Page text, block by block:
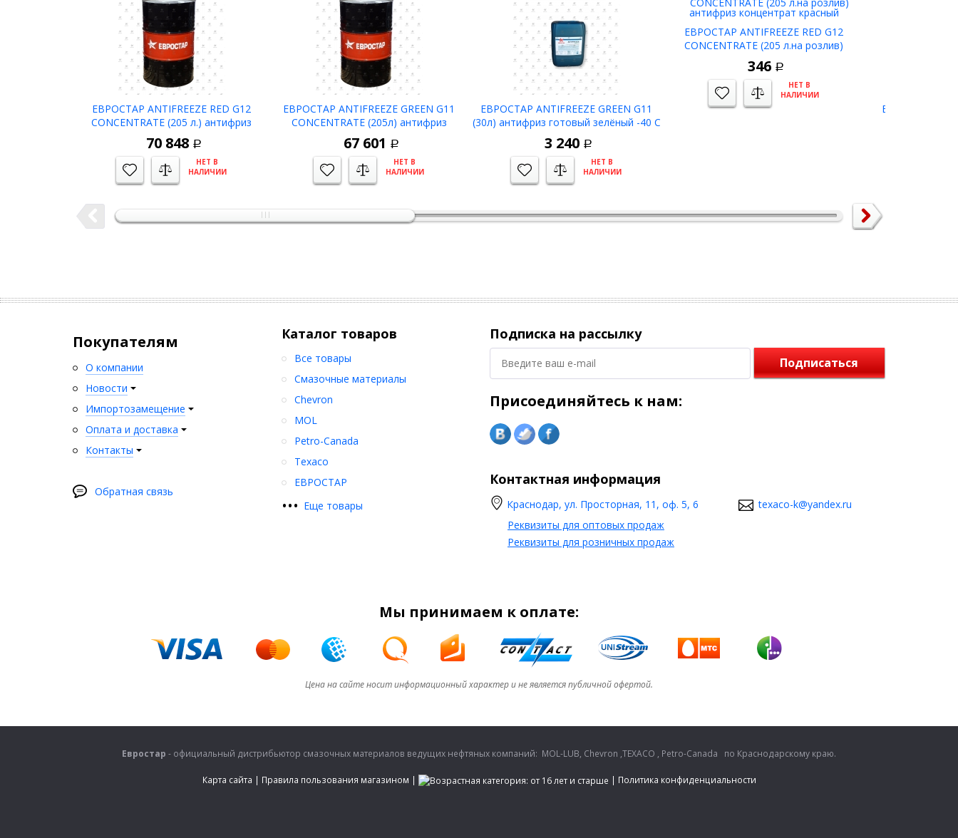
ЕВРОСТАР ANTIFREEZE RED G12
CONCENTRATE (205 л.) антифриз
концентрат красный
70 848 Р
НЕТ В
НАЛИЧИИ
ЕВРОСТАР ANTIFREEZE GREEN G11
CONCENTRATE (205л) антифриз
концентрат зелёный
67 601 Р
НЕТ В
НАЛИЧИИ
ЕВРОСТАР ANTIFREEZE GREEN G11
(30л) антифриз готовый зелёный -40 С
3 240 Р
НЕТ В
НАЛИЧИИ
ЕВРОСТАР ANTIFREEZE RED G12
CONCENTRATE (205 л.на розлив)
антифриз концентрат красный
346 Р
НЕТ В
НАЛИЧИИ
ЕВРОСТАР
Покупателям
О компании
Новости
Импортозамещение
Оплата и доставка
Контакты
Обратная связь
Каталог товаров
••• Еще товары
Все товары
Смазочные материалы
Chevron
MOL
Petro-Canada
Texaco
ЕВРОСТАР
Подписка на рассылку
Подписаться
Присоединяйтесь к нам:
Контактная информация
Краснодар, ул. Просторная, 11, оф. 5, 6
texaco-k@yandex.ru
Реквизиты для оптовых продаж
Реквизиты для розничных продаж
Мы принимаем к оплате:
Цена на сайте носит информационный характер и не является публичной офертой.
Евростар - официальный дистрибьютор смазочных материалов ведущих нефтяных компаний: MOL-LUB, Chevron ,TEXACO , Petro-Canada по Краснодарскому краю.
Карта сайта | Правила пользования магазином | | Политика конфиденциальности